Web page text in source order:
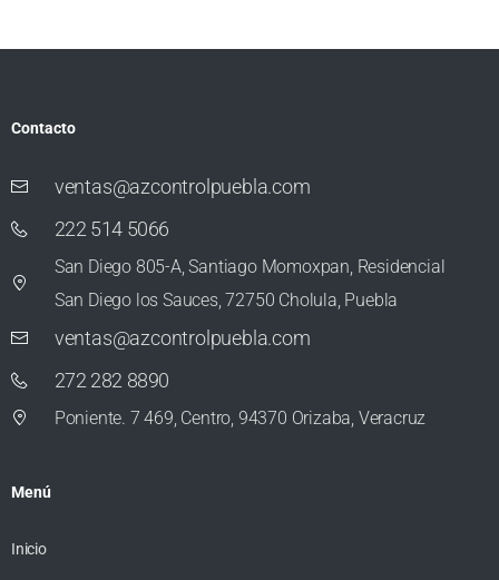
Contacto
ventas@azcontrolpuebla.com
222 514 5066
San Diego 805-A, Santiago Momoxpan, Residencial
San Diego los Sauces, 72750 Cholula, Puebla
ventas@azcontrolpuebla.com
272 282 8890
Poniente. 7 469, Centro, 94370 Orizaba, Veracruz
Menú
Inicio